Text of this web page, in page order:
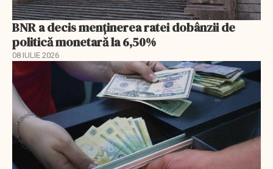
BNR a decis menţinerea ratei dobânzii de
politică monetară la 6,50%
08 IULIE 2026